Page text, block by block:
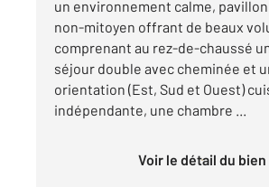
un environnement calme,
non-mitoyen offrant de beaux
comprenant au rez-de-chaussé
séjour double avec cheminée et
orientation (Est, Sud et Ouest)
indépendante, une chambre ...
Voir le détail du bien